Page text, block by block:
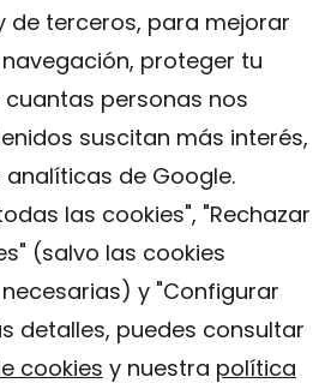
de terceros, para mejorar
proteger tu
personas nos
suscitan más interés,
de Google.
las cookies", "Rechazar
(salvo las cookies
y "Configurar
detalles, puedes consultar
cookies y nuestra política